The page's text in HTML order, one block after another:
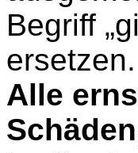
Begriff
ersetzen.
Alle